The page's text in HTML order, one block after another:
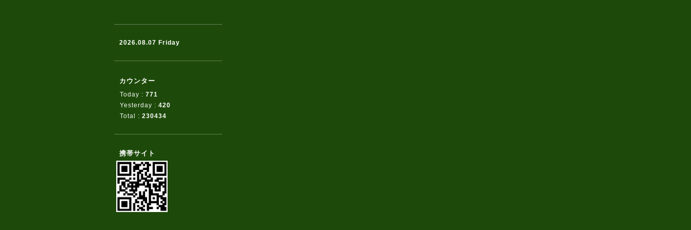
2026.08.07 Friday
カウンター
Today : 771
Yesterday : 420
Total : 230434
携帯サイト